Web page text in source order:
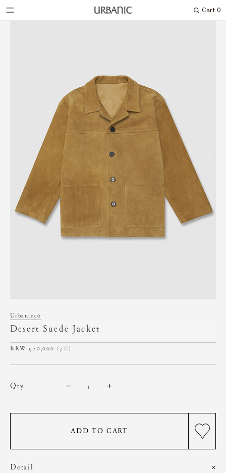
Search
Cart 0
Urbanic30
Desert Suede Jacket
920,000 (3%)
qty.
ADD TO CART
Detail